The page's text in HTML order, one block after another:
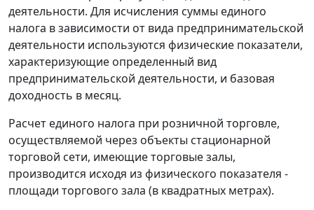
деятельности. Для исчисления суммы единого
налога в зависимости от вида предпринимательской
деятельности используются физические показатели,
характеризующие определенный вид
предпринимательской деятельности, и базовая
доходность в месяц.
Расчет единого налога при розничной торговле,
осуществляемой через объекты стационарной
торговой сети, имеющие торговые залы,
производится исходя из физического показателя -
площади торгового зала (в квадратных метрах).